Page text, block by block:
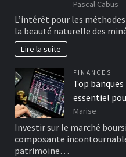
Pascal Cabus
L’intérêt pour les
la beauté naturelle des
Lire la suite
FINANCES
Top
essentiel
Marise
Investir sur le marché
composante
patrimoine…